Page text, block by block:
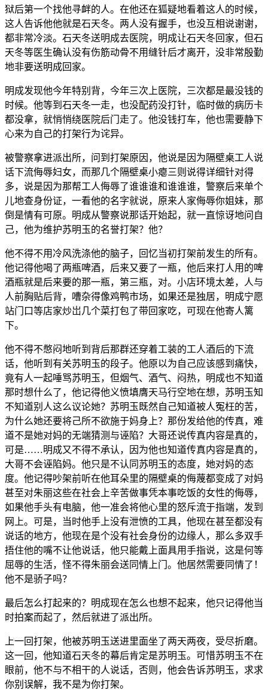
狱后第一个找他寻衅的人。在他还在狐疑地看着这人的时候，
这人告诉他他就是石天冬。两人没有握手，也没互相说谢谢，
都非常冷淡。石天冬送明成去医院，明成让石天冬回家，但石
天冬等医生确认没有伤筋动骨不用缝针后才离开，没非常殷勤
地非要送明成回家。
明成发现他今年特别背，今年三次上医院，三次都是最没钱的
时候。他等到石天冬一走，也没配药没打针，临时做的病历卡
都没拿，就悄悄绕医院后门走了。他没钱打车，他也需要静下
心来为自己的打架行为诧异。
被警察拿进派出所，问到打架原因，他说是因为隔壁桌工人说
话下流侮辱妇女，而那几个隔壁桌小瘪三则说得详细针对得
多，说是因为那帮工人侮辱了谁谁谁和谁谁谁，警察后来单个
儿地查身份证，一看他的名字就说，原来人家侮辱你姐妹，那
倒是情有可原。明成从警察说那话开始起，就一直惊讶地问自
己，他为维护苏明玉的名誉打架？他？
他不得不用冷风洗涤他的脑子，回忆当初打架前发生的所有。
他记得他喝了两瓶啤酒，后来又要了一瓶，他后来打人用的啤
酒瓶就是后来要的那一瓶，第三瓶，对。小店环境太差，人与
人前胸贴后背，嘈杂得像鸡鸭市场，如果还是独居，明成宁愿
站门口等店家炒岀几个菜打包了带回家吃，可现在他寄人篱
下。
他不得不憋闷地听到背后那群还穿着工装的工人酒后的下流
话，他听到有关苏明玉的段子。他原以为自己应该感到痛快，
竟有人一起唾骂苏明玉，但烟气、酒气、闷热，明成也不知道
那时想什么了，他记得他义愤填膺天马行空地在想，苏明玉知
不知道别人这么议论她？苏明玉既然自己知道被人冤枉的苦，
为什么她还要将己所不欲施于妈身上？那份发给他的传真，难
道不是她对妈的无端猜测与诬陷？大哥还说传真内容是真的，
可是……明成又不得不承认，因为他也知道传真内容是真的，
大哥不会诬陷妈。他只是不认同苏明玉的态度，她对妈的态
度。他记得吵架前听在他耳朵里的隔壁桌的侮蔑都变成了对妈
甚至对朱丽这些在社会上辛苦做事凭本事吃饭的女性的侮辱，
如果他手头有电脑，他一准会将他心里的怒斥流于指端，发到
网上。可是，当时他手上没有泄愤的工具，他现在甚至都没有
说话的地方，他现在是个没有社会身份的边缘人，那么多双手
捂住他的嘴不让他说话，他只能戴上面具用手指说，这是何等
屈辱的生活，怪不得朱丽会送同情上门。他居然需要同情了！
他不是骄子吗？
最后怎么打起来的？明成现在怎么也想不起来，他只记得他当
时拍案而起了，然后就进了派出所。
上一回打架，他被苏明玉送进里面坐了两天两夜，受尽折磨。
这一回，他知道石天冬的幕后肯定是苏明玉。可惜苏明玉不在
眼前，他不与不相干的人说话，否则，他会告诉苏明玉，求求
你别误解，我不是为你打架。